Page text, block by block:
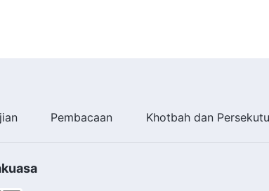
Pembacaan Khotbah dan